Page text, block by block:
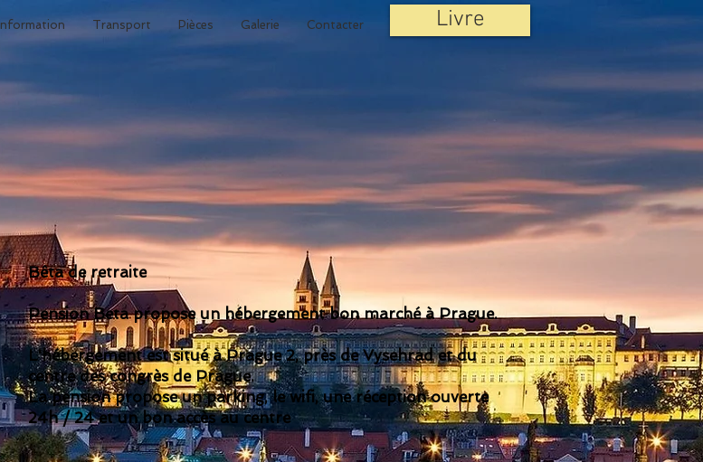
Information Transport Pièces Galerie Contacter Livre
Bêta de retraite
Pension Beta propose un hébergement bon marché à Prague.
L'hébergement est situé à Prague 2, près de Vysehrad et du
centre des congrès de Prague.
La pension propose un parking, le wifi, une réception ouverte
24h / 24 et un bon accès au centre